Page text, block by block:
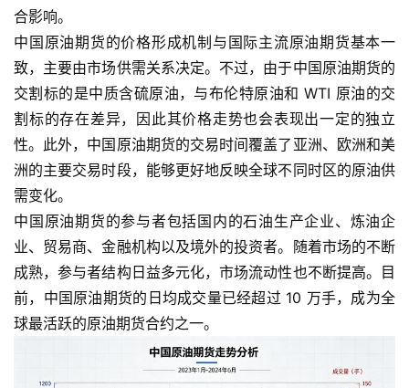
合影响。
中国原油期货的价格形成机制与国际主流原油期货基本一
致，主要由市场供需关系决定。不过，由于中国原油期货的
交割标的是中质含硫原油，与布伦特原油和 WTI 原油的交
割标的存在差异，因此其价格走势也会表现出一定的独立
性。此外，中国原油期货的交易时间覆盖了亚洲、欧洲和美
洲的主要交易时段，能够更好地反映全球不同时区的原油供
需变化。
中国原油期货的参与者包括国内的石油生产企业、炼油企
业、贸易商、金融机构以及境外的投资者。随着市场的不断
成熟，参与者结构日益多元化，市场流动性也不断提高。目
前，中国原油期货的日均成交量已经超过 10 万手，成为全
球最活跃的原油期货合约之一。